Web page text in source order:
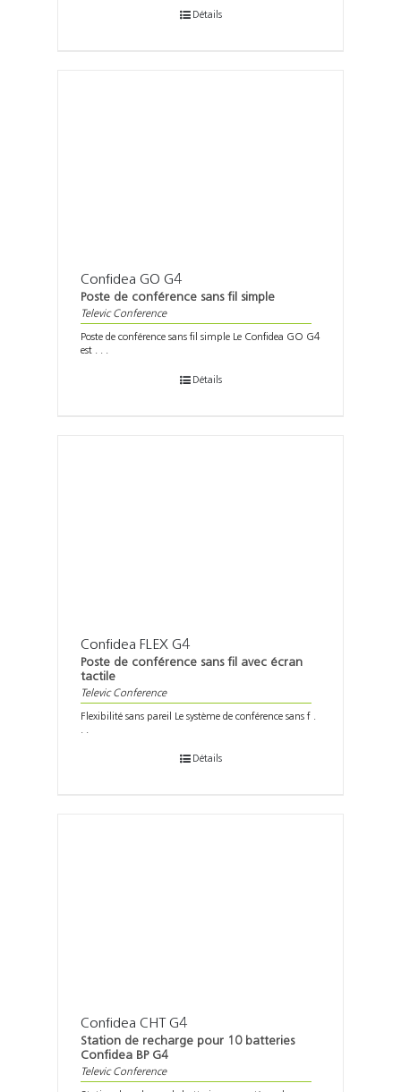
Détails
Confidea GO G4
Poste de conférence sans fil simple
Televic Conference
Poste de conférence sans fil simple Le Confidea GO G4
est . . .
Détails
Confidea FLEX G4
Poste de conférence sans fil avec écran
tactile
Televic Conference
Flexibilité sans pareil Le système de conférence sans f .
. .
Détails
Confidea CHT G4
Station de recharge pour 10 batteries
Confidea BP G4
Televic Conference